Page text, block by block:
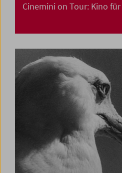
Cinemini on Tour: Kino